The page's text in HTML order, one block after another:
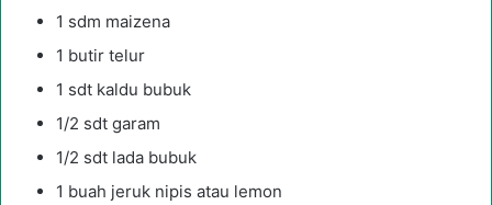
1 sdm maizena
1 butir telur
1 sdt kaldu bubuk
1/2 sdt garam
1/2 sdt lada bubuk
1 buah jeruk nipis atau lemon